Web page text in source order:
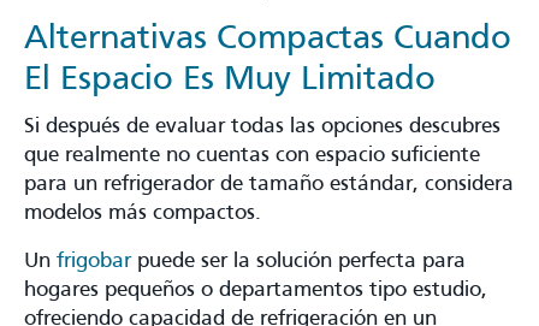
Alternativas Compactas Cuando
El Espacio Es Muy Limitado
Si después de evaluar todas las opciones descubres
que realmente no cuentas con espacio suficiente
para un refrigerador de tamaño estándar, considera
modelos más compactos.
Un frigobarpuede ser la solución perfecta para
hogares pequeños o departamentos tipo estudio,
ofreciendo capacidad de refrigeración en un